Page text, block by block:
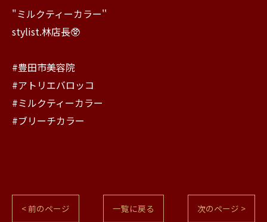
"ミルクティーカラー''
stylist.林店長🥸
#豊田市美容院
#アトリエバロッコ
#ミルクティーカラー
#ブリーチカラー
< 前のページ 一覧に戻る 次のページ >